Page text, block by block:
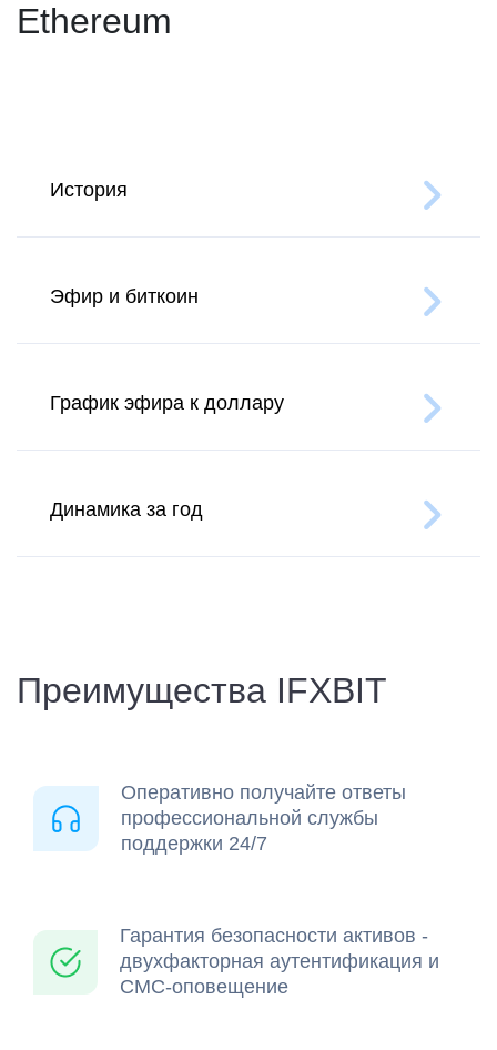
Ethereum
История
Эфир и биткоин
График эфира к доллару
Динамика за год
Преимущества IFXBIT
Оперативно получайте ответы
профессиональной службы
поддержки 24/7
Гарантия безопасности активов -
двухфакторная аутентификация и
СМС-оповещение